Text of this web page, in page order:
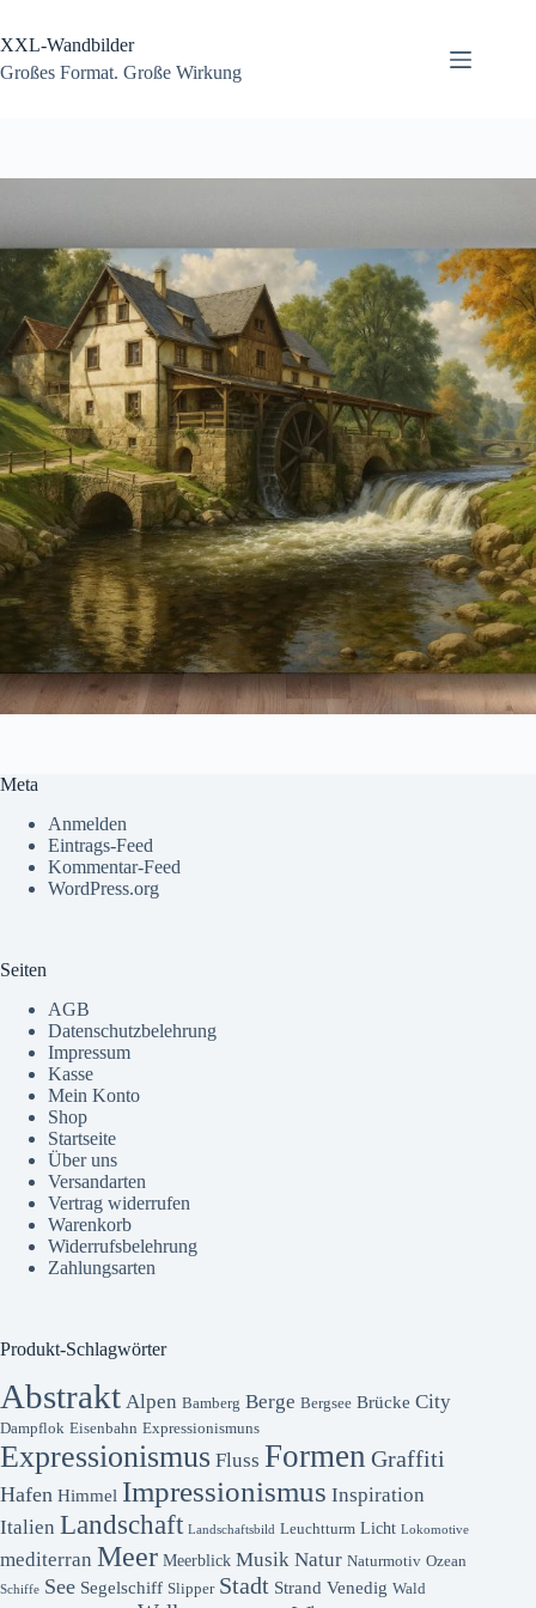
springen
XXL-Wandbilder
Großes Format. Große Wirkung
Meta
Anmelden
Eintrags-Feed
Kommentar-Feed
WordPress.org
Seiten
AGB
Datenschutzbelehrung
Impressum
Kasse
Mein Konto
Shop
Startseite
Über uns
Versandarten
Vertrag widerrufen
Warenkorb
Widerrufsbelehrung
Zahlungsarten
Produkt-Schlagwörter
Abstrakt Alpen Bamberg Berge Bergsee Brücke City
Dampflok Eisenbahn Expressionismuns
Expressionismus Fluss Formen Graffiti
Hafen Himmel Impressionismus Inspiration
Italien Landschaft Landschaftsbild Leuchtturm Licht Lokomotive
mediterran Meer Meerblick Musik Natur Naturmotiv Ozean
Schiffe See Segelschiff Slipper Stadt Strand Venedig Wald